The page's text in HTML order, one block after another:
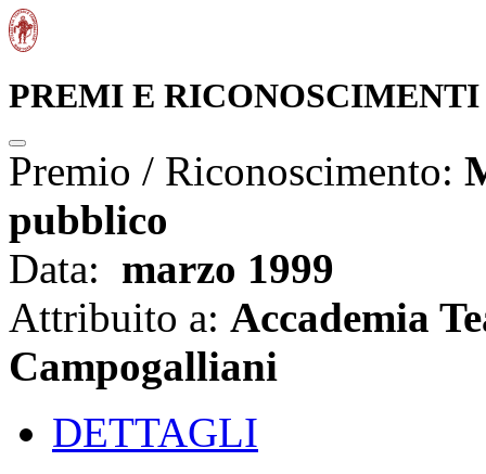
PREMI E RICONOSCIMENTI
Premio / Riconoscimento:
pubblico
Data: marzo 1999
Attribuito a: Accademia
Campogalliani
DETTAGLI